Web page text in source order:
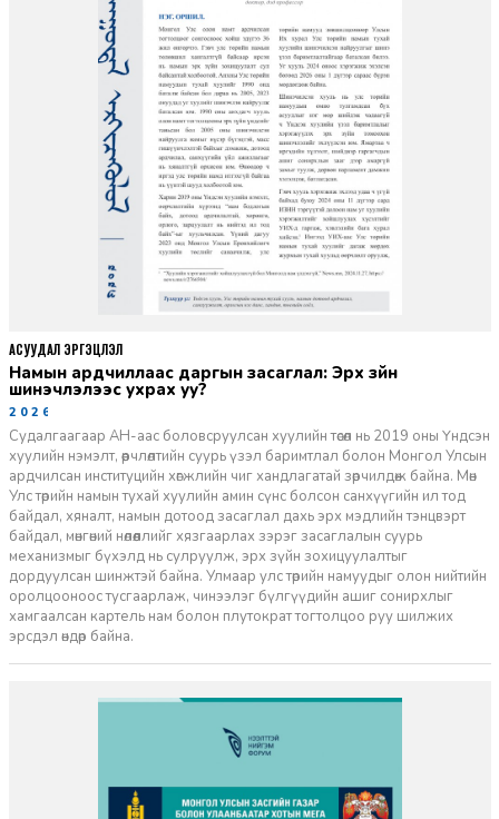
Намын ардчиллаас даргын засаглал: Эрх зүйн
шинэчлэлээс ухрах уу?
2026-07-08
Судалгаагаар АН-аас боловсруулсан хуулийн төсөл нь 2019 оны Үндсэн
хуулийн нэмэлт, өөрчлөлтийн суурь үзэл баримтлал болон Монгол Улсын
ардчилсан институцийн хөгжлийн чиг хандлагатай зөрчилдөж байна. Мөн
Улс төрийн намын тухай хуулийн амин сүнс болсон санхүүгийн ил тод
байдал, хяналт, намын дотоод засаглал дахь эрх мэдлийн тэнцвэрт
байдал, мөнгөний нөлөөллийг хязгаарлах зэрэг засаглалын суурь
механизмыг бүхэлд нь сулруулж, эрх зүйн зохицуулалтыг
дордуулсан шинжтэй байна. Улмаар улс төрийн намуудыг олон нийтийн
оролцооноос тусгаарлаж, чинээлэг бүлгүүдийн ашиг сонирхлыг
хамгаалсан картель нам болон плутократ тогтолцоо руу шилжих
эрсдэл өндөр байна.
АСУУДАЛ ЭРГЭЦҮҮЛЭЛ